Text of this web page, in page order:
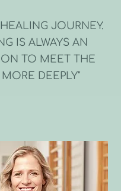
JOURNEY.
IS ALWAYS AN
TO MEET THE
DEEPLY"